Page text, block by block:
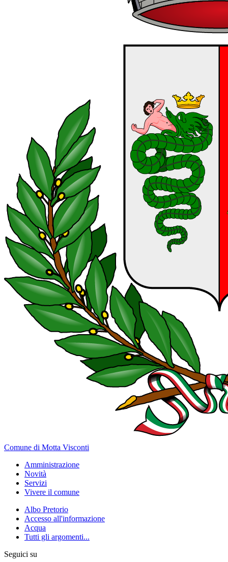
Comune di Motta Visconti
Amministrazione
Novità
Servizi
Vivere il comune
Albo Pretorio
Accesso all'informazione
Acqua
Tutti gli argomenti...
Seguici su